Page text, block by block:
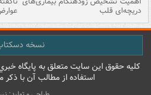
دریچه‌ای قلب
نسخه
کليه حقوق اين سايت متعلق به پایگاه
استفاده از مطالب آن با ذکر